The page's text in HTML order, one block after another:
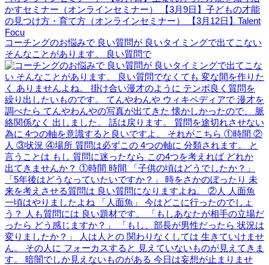
コーチングのお悩みで 良い質問が 良いタイミングで出てこない
そんなことがあります。 良い質問で